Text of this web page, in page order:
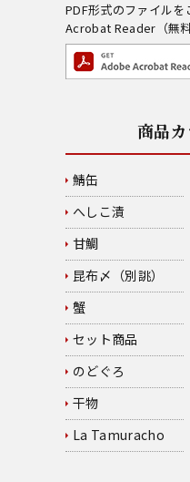
PDF形式のファイル
Acrobat Reader （無
商品
鯖缶
へしこ漬
甘鯛
昆布〆（別誂）
蟹
セット商品
のどぐろ
干物
La Tamuracho